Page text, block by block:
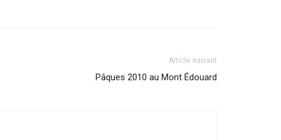
Article suivant
Pâques 2010 au Mont Édouard